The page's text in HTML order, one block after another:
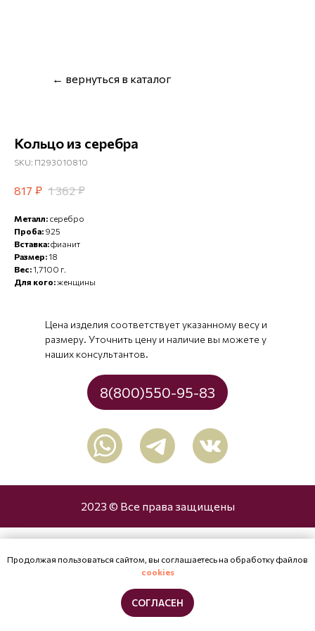
← вернуться в каталог
Кольцо из серебра
SKU: П293010810
817 ₽ 1 362 ₽
Металл: серебро
Проба: 925
Вставка:фианит
Размер:18
Вес:1,7100 г.
Для кого:женщины
Цена изделия соответствует указанному весу и
размеру. Уточнить цену и наличие вы можете у
наших консультантов.
8(800)550-95-83
2023 © Все права защищены
Продолжая пользоваться сайтом, вы соглашаетесь на обработку файлов
cookies
СОГЛАСЕН